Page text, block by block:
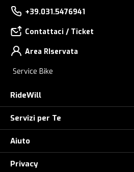
+39.031.5476941
Contattaci / Ticket
Area RIservata
Service Bike
RideWill
Chi Siamo
Dove siamo
Servizi per Te
Assicurazione furto E-Bike
Controlla il tuo Ordine
Aiuto
Come Ordinare
Privacy